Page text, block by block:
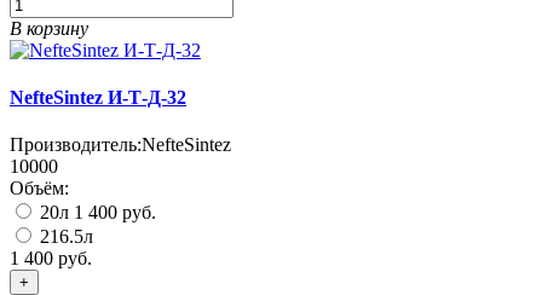
В корзину
NefteSintez И-Т-Д-32
Производитель:NefteSintez
10000
Объём:
20л 1 400 руб.
216.5л
1 400 руб.
+